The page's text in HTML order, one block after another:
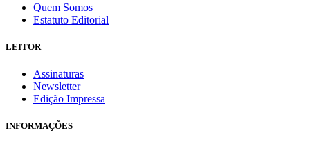
Quem Somos
Estatuto Editorial
LEITOR
Assinaturas
Newsletter
Edição Impressa
INFORMAÇÕES